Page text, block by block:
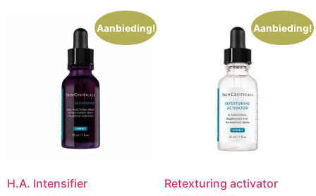
Aanbieding!
H.A. Intensifier
Aanbieding!
Retexturing activator